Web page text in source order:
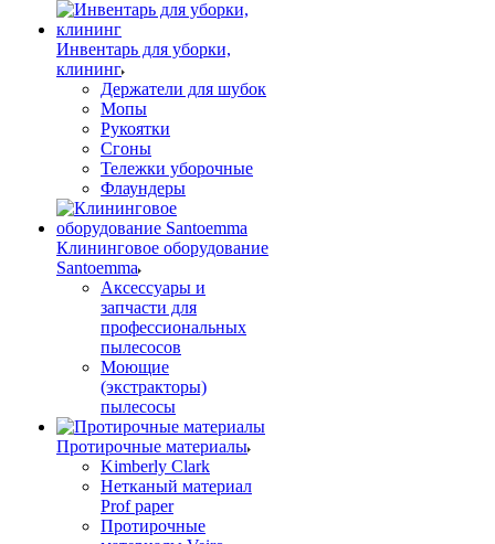
Инвентарь для уборки,
клининг
Держатели для шубок
Мопы
Рукоятки
Сгоны
Тележки уборочные
Флаундеры
Клининговое оборудование
Santoemma
Аксессуары и
запчасти для
профессиональных
пылесосов
Моющие
(экстракторы)
пылесосы
Протирочные материалы
Kimberly Clark
Нетканый материал
Prof paper
Протирочные